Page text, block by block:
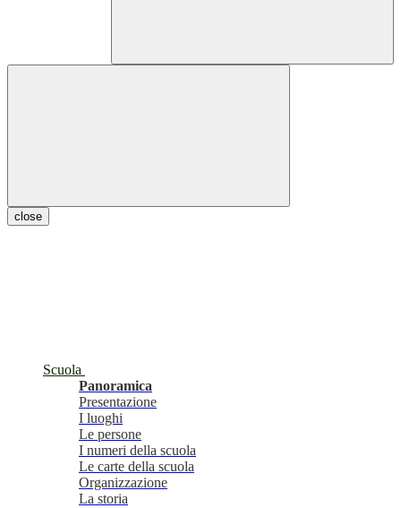
close
Scuola
Panoramica
Presentazione
I luoghi
Le persone
I numeri della scuola
Le carte della scuola
Organizzazione
La storia